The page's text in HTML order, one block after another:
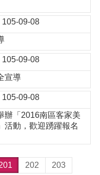
105-09-08
105-09-08
宣導
105-09-08
辦「2016南區客家美
活動，歡迎踴躍報名
202
203